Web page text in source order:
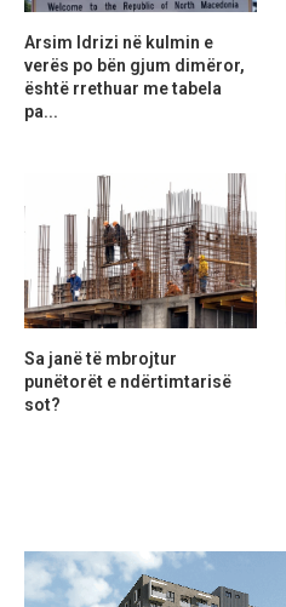
Arsim Idrizi në kulmin e
verës po bën gjum dimëror,
është rrethuar me tabela
pa...
Sa janë të mbrojtur
punëtorët e ndërtimtarisë
sot?